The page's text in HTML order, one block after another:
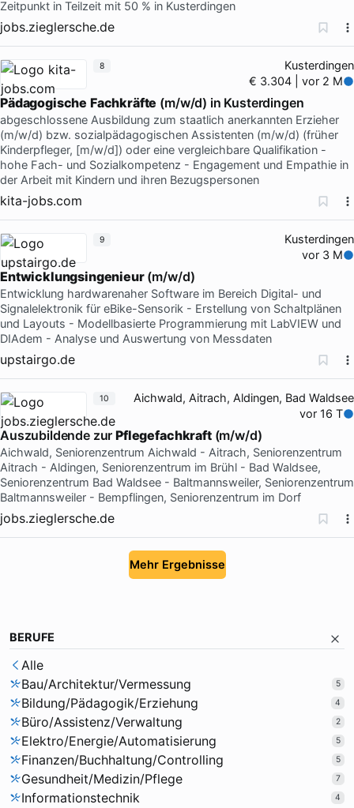
Zeitpunkt in Teilzeit mit 50 % in Kusterdingen
jobs.zieglersche.de
Kusterdingen
€ 3.304 | vor 2 M
Pädagogische Fachkräfte (m/w/d) in Kusterdingen
abgeschlossene Ausbildung zum staatlich anerkannten Erzieher
(m/w/d) bzw. sozialpädagogischen Assistenten (m/w/d) (früher
Kinderpfleger, [m/w/d]) oder eine vergleichbare Qualifikation -
hohe Fach- und Sozialkompetenz - Engagement und Empathie in
der Arbeit mit Kindern und ihren Bezugspersonen
kita-jobs.com
8
Kusterdingen
vor 3 M
Entwicklungsingenieur(m/w/d)
Entwicklung hardwarenaher Software im Bereich Digital- und
Signalelektronik für eBike-Sensorik - Erstellung von Schaltplänen
und Layouts - Modellbasierte Programmierung mit LabVIEW und
DIAdem - Analyse und Auswertung von Messdaten
upstairgo.de
9
Aichwald, Aitrach, Aldingen, Bad Waldsee
vor 16 T
Auszubildende zurPflegefachkraft(m/w/d)
Aichwald, Seniorenzentrum Aichwald - Aitrach, Seniorenzentrum
Aitrach - Aldingen, Seniorenzentrum im Brühl - Bad Waldsee,
Seniorenzentrum Bad Waldsee - Baltmannsweiler, Seniorenzentrum
Baltmannsweiler - Bempflingen, Seniorenzentrum im Dorf
jobs.zieglersche.de
10
Mehr Ergebnisse
BERUFE
Alle
Bau/Architektur/Vermessung
5
Bildung/Pädagogik/Erziehung 4
Büro/Assistenz/Verwaltung 2
Elektro/Energie/Automatisierung 5
Finanzen/Buchhaltung/Controlling 5
Gesundheit/Medizin/Pflege 7
Informationstechnik 4